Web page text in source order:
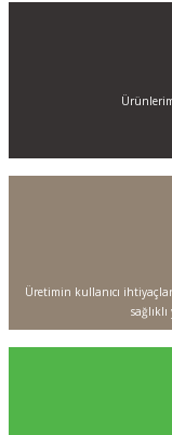
Üretimin kullanıcı